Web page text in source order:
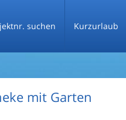
suchen Kurzurlaub
mit Garten